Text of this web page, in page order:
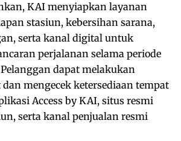
KAI menyiapkan layanan
stasiun, kebersihan sarana,
serta kanal digital untuk
perjalanan selama periode
dapat melakukan
mengecek ketersediaan tempat
Access by KAI, situs resmi
serta kanal penjualan resmi